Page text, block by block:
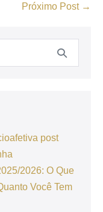
Próximo Post →
post
2026: O Que
Você Tem